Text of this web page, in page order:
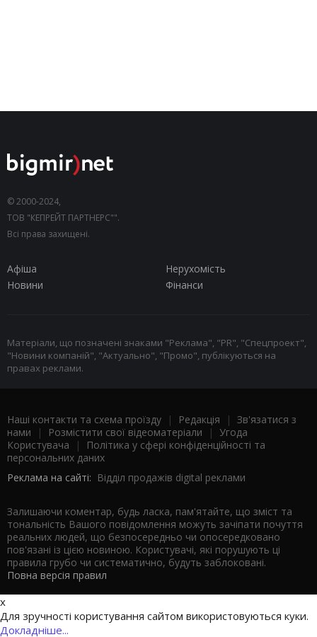
© 2000-2024,
ТОВ "КЕПРЕЙТ ПАРТНЕРС"".
Всі права захищені.
Афіша
Нерухомість
Новини
Фінанси
Матеріали, що позначені знаками "Реклама", "PR", "Спецпроект",
"Новини компаній", "Актуально", "Промо", публікуються на
правах реклами.
Наші контакти та схема проїзду | Редакція | Зв'язатися з
нами | Розмістити свої відеоматеріали | Угода
Користувача |
Політика у сфері конфіденційності та
персональних даних
Реклама на сайті: Відділ продажів digital реклами
Залишаючи коментар, будь ласка, пам'ятайте, що зміст та
тональність Вашого повідомлення можуть зачіпати почуття
реальних людей, що безпосередньо чи опосередковано
пов'язані із цією новиною. Користувачі, які порушують ці
правила грубо чи систематично, будуть заблоковані.
Повна версія правил
x
Для зручності користування сайтом використовуються куки.
Докладніше...